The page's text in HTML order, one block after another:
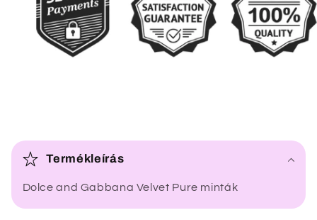
s
e
Termékleírás
Dolce and Gabbana Velvet Pure minták